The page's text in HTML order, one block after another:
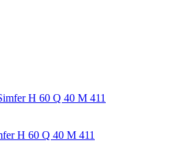
H 60 Q 40 M 411